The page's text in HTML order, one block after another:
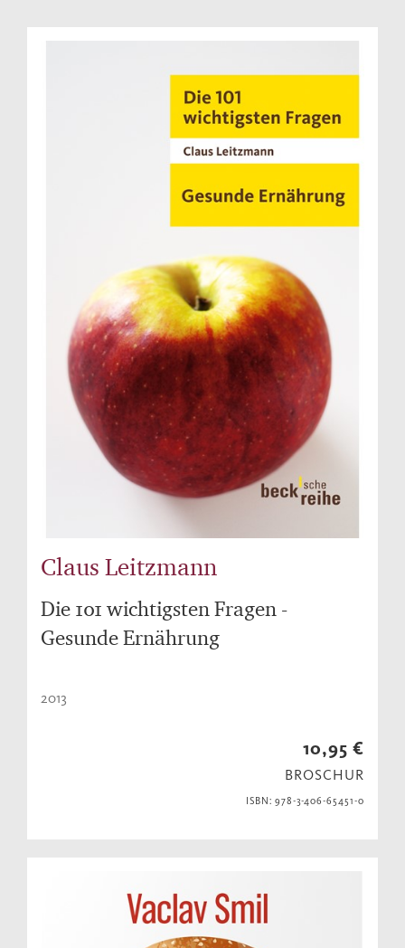
Claus Leitzmann
Die 101 wichtigsten Fragen -
Gesunde Ernährung
2013
10,95 €
BROSCHUR
ISBN: 978-3-406-65451-0